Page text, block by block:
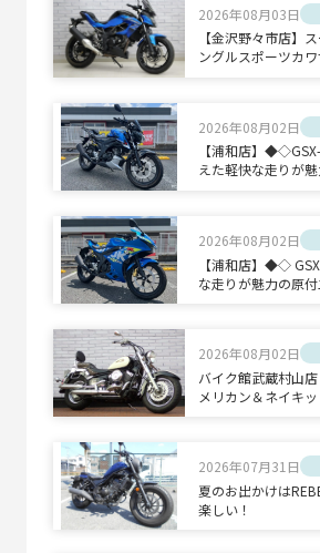
2026年08月03日
【金沢野々市店】
ングルスポーツカ
2026年08月02日
【浦和店】
えた軽快な走りが
2026年08月02日
【浦和店】◆◇
な走りが魅力の原
2026年08月02日
バイク館武蔵村山
メリカン＆ネイキ
2026年07月31日
夏のお出かけは
楽しい！